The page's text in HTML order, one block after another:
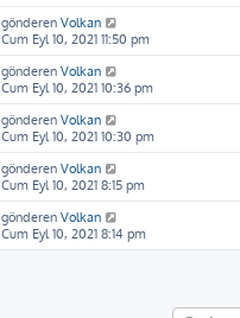
gönderen Volkan
Cum Eyl 10, 2021 11:50 pm
gönderen Volkan
Cum Eyl 10, 2021 10:36 pm
gönderen Volkan
Cum Eyl 10, 2021 10:30 pm
gönderen Volkan
Cum Eyl 10, 2021 8:15 pm
gönderen Volkan
Cum Eyl 10, 2021 8:14 pm